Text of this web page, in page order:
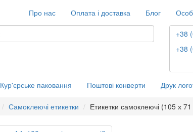
Про нас Оплата і доставка Блог
+38
+38
Кур'єрське паковання Поштові конверти Друк
Самоклеючі етикетки Етикетки самоклеючі (105 х